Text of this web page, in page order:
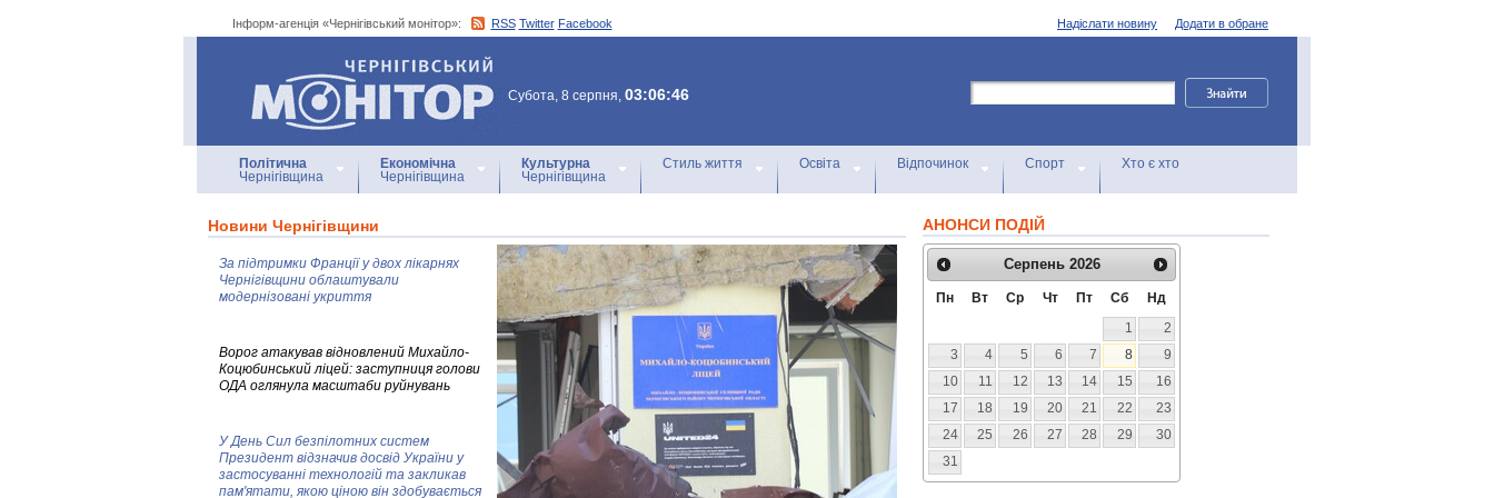
Додати в обране
Надіслати новину
Інформ-агенція «Чернігівський монітор»: RSS Twitter Facebook
Інформ-агенція
«Чернігівський монітор»
Субота, 8 серпня, 03:06:46
Політична
Чернігівщина
Економічна
Чернігівщина
Культурна
Чернігівщина
Стиль життя Освіта Відпочинок Спорт Хто є хто
Новини Чернігівщини
За підтримки Франції у двох лікарнях
Чернігівщини облаштували
модернізовані укриття
Ворог атакував відновлений Михайло-
Коцюбинський ліцей: заступниця голови
ОДА оглянула масштаби руйнувань
У День Сил безпілотних систем
Президент відзначив досвід України у
застосуванні технологій та закликав
пам'ятати, якою ціною він здобувається
АНОНСИ ПОДІЙ
Серпень 2026
Пн Вт Ср Чт Пт Сб
Нд
1
2
3
4 5 6 7 8
9
10
11 12 13 14 15
16
17
18 19 20 21 22
23
24
25 26 27 28 29
30
31